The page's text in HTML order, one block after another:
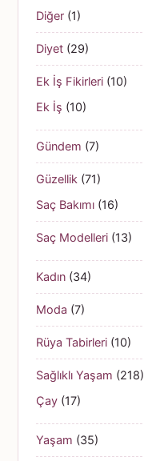
Diğer (1)
Diyet (29)
Ek İş Fikirleri (10)
Ek İş (10)
Gündem (7)
Güzellik (71)
Saç Bakımı (16)
Saç Modelleri (13)
Kadın (34)
Moda (7)
Rüya Tabirleri (10)
Sağlıklı Yaşam (218)
Çay (17)
Yaşam (35)